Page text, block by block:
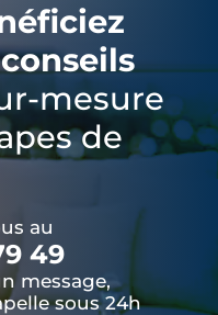
mesure
de
au
49
message,
sous 24h